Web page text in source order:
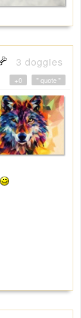
3 doggies
" quote "
+0